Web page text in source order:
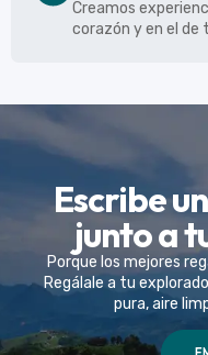
Creamos
corazón y en el de
Escribe
junto a
Porque los mejores
Regálale a tu
pura, aire